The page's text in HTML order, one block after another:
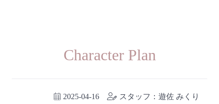
Character Plan
2025-04-16 スタッフ：遊佐 みくり